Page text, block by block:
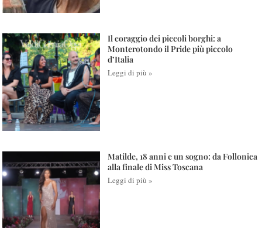
Il coraggio dei piccoli borghi: a
Monterotondo il Pride più piccolo
d’Italia
Leggi di più »
Matilde, 18 anni e un sogno: da Follonica
alla finale di Miss Toscana
Leggi di più »